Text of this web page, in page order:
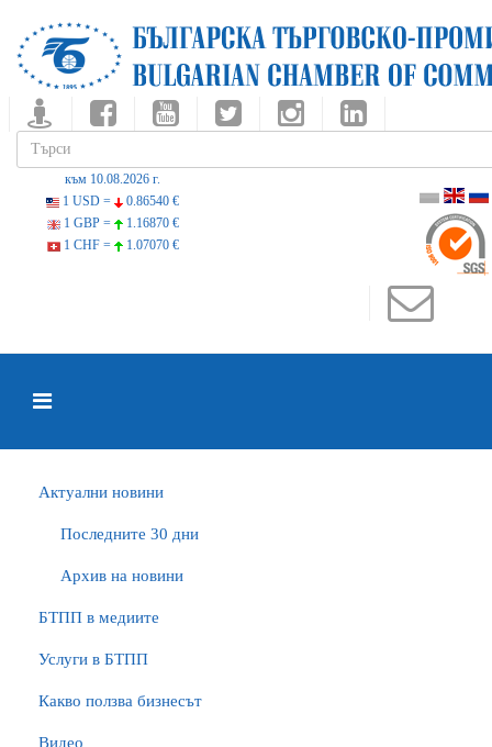
към 10.08.2026 г.
1 USD =
0.86540 €
1 GBP =
1.16870 €
1 CHF =
1.07070 €
Актуални новини
Последните 30 дни
Архив на новини
БTПП в медиите
Услуги в БТПП
Какво ползва бизнесът
Видео